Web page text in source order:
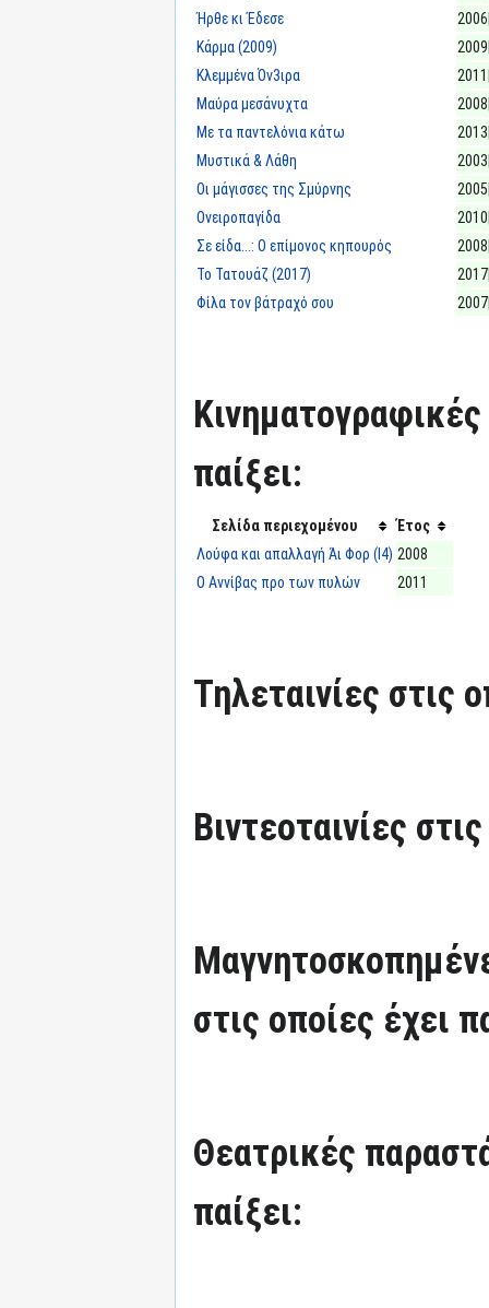
Ήρθε κι Έδεσε
Κάρμα (2009)
Κλεμμένα Όν3ιρα
Μαύρα μεσάνυχτα
Με τα παντελόνια κάτω
Μυστικά & Λάθη
Οι μάγισσες της Σμύρνης
Ονειροπαγίδα
Σε είδα...: Ο επίμονος κηπουρός
Το Τατουάζ (2017)
Φίλα τον βάτραχό σου
Κινηματογραφικές
παίξει:
Σελίδα περιεχομένου
Έτος
Λούφα και απαλλαγή Άι Φορ (Ι4) 2008
Ο Αννίβας προ των πυλών
2011
Τηλεταινίες στις
Βιντεοταινίες
στις οποίες έχει
Θεατρικές
παίξει: